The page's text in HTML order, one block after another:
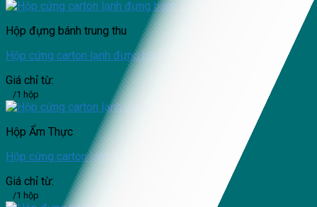
Hộp đựng bánh trung thu
Hộp cứng carton lạnh đựng bánh trung thu NSV-HBTT32
Giá chỉ từ:
/1 hộp
Hộp Ẩm Thực
Hộp cứng carton lạnh đựng bánh trung thu
Giá chỉ từ:
/1 hộp